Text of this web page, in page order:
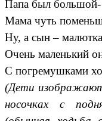
Папа был
Мама чуть
Ну, а сын –
Очень маленький
С погремушками
(Дети
носочках с